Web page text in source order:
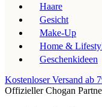
Haare
Gesicht
Make-Up
Home &
Geschenkideen
Kostenloser Versand ab
Offizieller Chogan